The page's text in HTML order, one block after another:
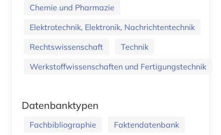
Chemie und Pharmazie
Elektrotechnik, Elektronik, Nachrichtentechnik
Rechtswissenschaft
Technik
Werkstoffwissenschaften und Fertigungstechnik
Datenbanktypen
Fachbibliographie
Faktendatenbank